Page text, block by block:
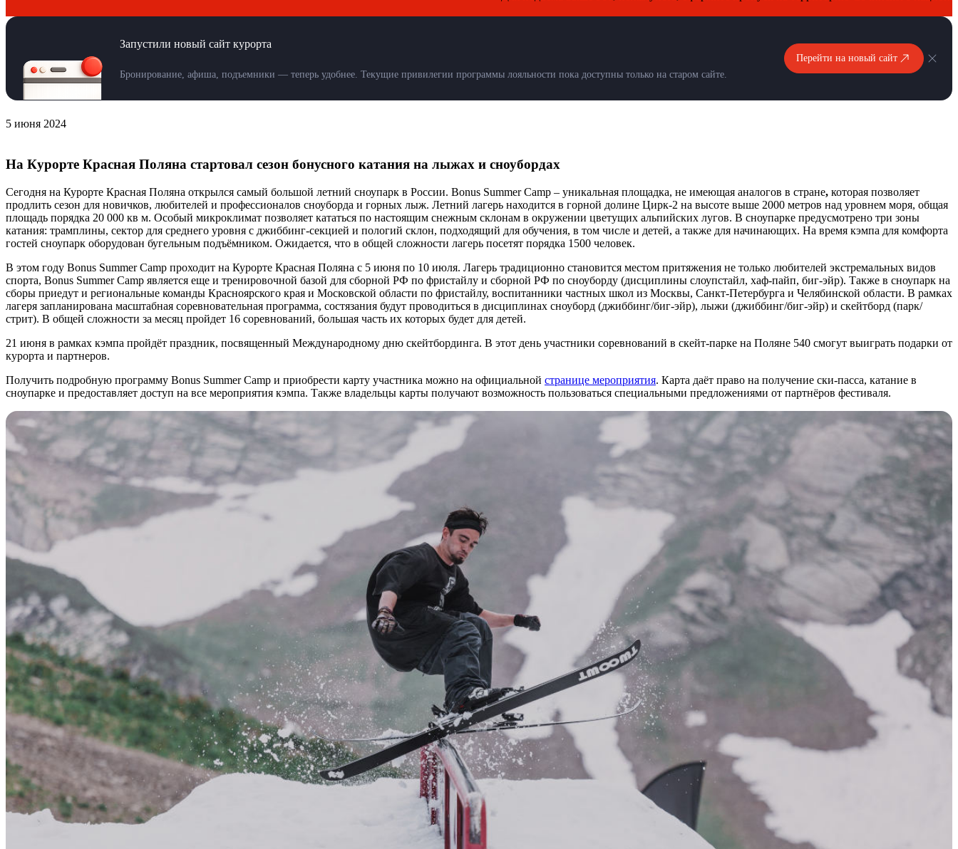
Запустили новый сайт курорта
Бронирование, афиша, подъемники — теперь удобнее. Текущие привилегии программы лояльности пока доступны только на старом сайте.
Перейти на новый сайт
5 июня 2024
На Курорте Красная Поляна стартовал сезон бонусного катания на лыжах и сноубордах
Сегодня на Курорте Красная Поляна открылся самый большой летний сноупарк в России. Bonus Summer Camp – уникальная площадка, не имеющая аналогов в стране, которая позволяет
продлить сезон для новичков, любителей и профессионалов сноуборда и горных лыж. Летний лагерь находится в горной долине Цирк-2 на высоте выше 2000 метров над уровнем моря, общая
площадь порядка 20 000 кв м. Особый микроклимат позволяет кататься по настоящим снежным склонам в окружении цветущих альпийских лугов. В сноупарке предусмотрено три зоны
катания: трамплины, сектор для среднего уровня с джиббинг-секцией и пологий склон, подходящий для обучения, в том числе и детей, а также для начинающих. На время кэмпа для комфорта
гостей сноупарк оборудован бугельным подъёмником. Ожидается, что в общей сложности лагерь посетят порядка 1500 человек.
В этом году Bonus Summer Camp проходит на Курорте Красная Поляна с 5 июня по 10 июля. Лагерь традиционно становится местом притяжения не только любителей экстремальных видов
спорта, Bonus Summer Camp является еще и тренировочной базой для сборной РФ по фристайлу и сборной РФ по сноуборду (дисциплины слоупстайл, хаф-пайп, биг-эйр). Также в сноупарк на
сборы приедут и региональные команды Красноярского края и Московской области по фристайлу, воспитанники частных школ из Москвы, Санкт-Петербурга и Челябинской области. В рамках
лагеря запланирована масштабная соревновательная программа, состязания будут проводиться в дисциплинах сноуборд (джиббинг/биг-эйр), лыжи (джиббинг/биг-эйр) и скейтборд (парк/
стрит). В общей сложности за месяц пройдет 16 соревнований, большая часть их которых будет для детей.
21 июня в рамках кэмпа пройдёт праздник, посвященный Международному дню скейтбординга. В этот день участники соревнований в скейт-парке на Поляне 540 смогут выиграть подарки от
курорта и партнеров.
Получить подробную программу Bonus Summer Camp и приобрести карту участника можно на официальной странице мероприятия. Карта даёт право на получение ски-пасса, катание в
сноупарке и предоставляет доступ на все мероприятия кэмпа. Также владельцы карты получают возможность пользоваться специальными предложениями от партнёров фестиваля.